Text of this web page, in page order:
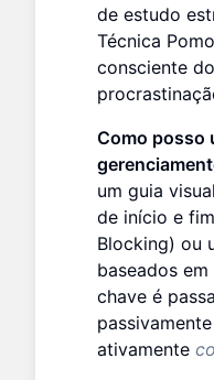
de estudo
Técnica
consciente
Como posso
um guia
de início e
Blocking) ou
baseados
chave é
ativamente